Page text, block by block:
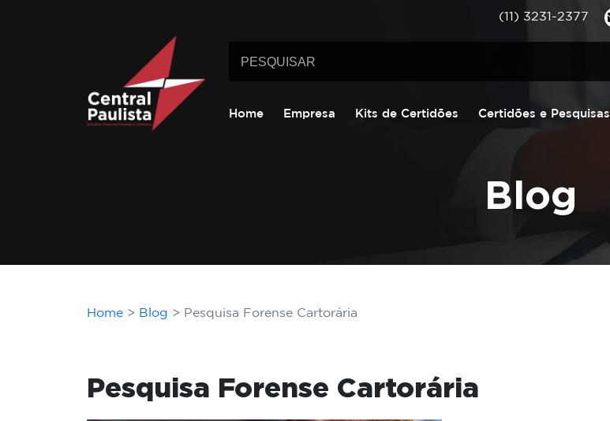
(11) 3231-2377
Home Empresa Kits de Certidões Certidões e Pesquisas
Blog
Home Blog Pesquisa Forense Cartorária
Pesquisa Forense Cartorária